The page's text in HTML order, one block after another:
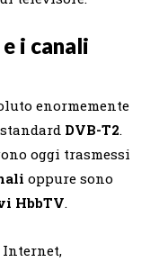
i canali
enormemente
DVB-T2.
oggi trasmessi
oppure sono
HbbTV.
Internet,